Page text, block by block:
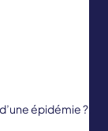
épidémie ?,